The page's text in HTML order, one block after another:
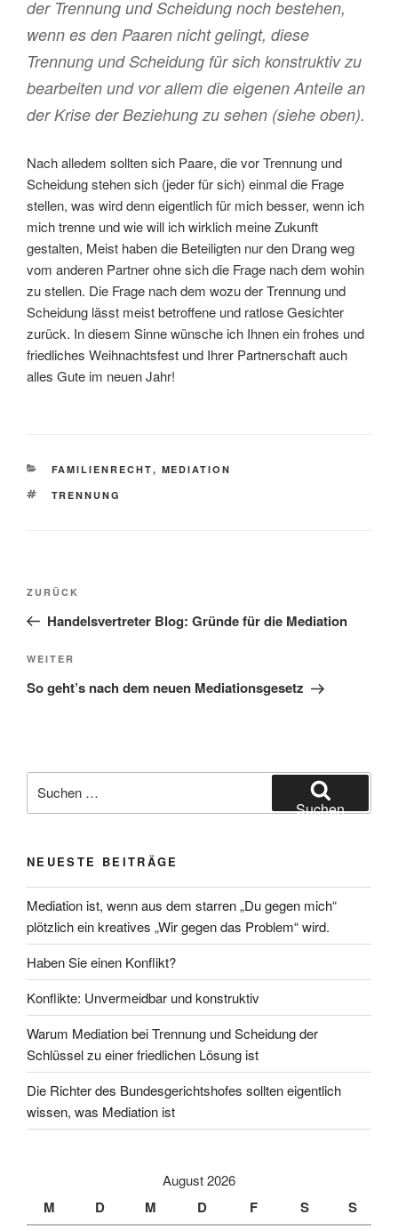
der Trennung und Scheidung noch bestehen,
wenn es den Paaren nicht gelingt, diese
Trennung und Scheidung für sich konstruktiv zu
bearbeiten und vor allem die eigenen Anteile an
der Krise der Beziehung zu sehen (siehe oben).
Nach alledem sollten sich Paare, die vor Trennung und
Scheidung stehen sich (jeder für sich) einmal die Frage
stellen, was wird denn eigentlich für mich besser, wenn ich
mich trenne und wie will ich wirklich meine Zukunft
gestalten, Meist haben die Beteiligten nur den Drang weg
vom anderen Partner ohne sich die Frage nach dem wohin
zu stellen. Die Frage nach dem wozu der Trennung und
Scheidung lässt meist betroffene und ratlose Gesichter
zurück. In diesem Sinne wünsche ich Ihnen ein frohes und
friedliches Weihnachtsfest und Ihrer Partnerschaft auch
alles Gute im neuen Jahr!
KATEGORIEN
FAMILIENRECHT, MEDIATION
SCHLAGWÖRTER
TRENNUNG
Beitragsnavigation
Vorheriger
Beitrag
ZURÜCK
Handelsvertreter Blog: Gründe für die Mediation
Nächster
Beitrag
WEITER
So geht’s nach dem neuen Mediationsgesetz
nach:
Suchen
NEUESTE BEITRÄGE
Mediation ist, wenn aus dem starren „Du gegen mich“
plötzlich ein kreatives „Wir gegen das Problem“ wird.
Haben Sie einen Konflikt?
Konflikte: Unvermeidbar und konstruktiv
Warum Mediation bei Trennung und Scheidung der
Schlüssel zu einer friedlichen Lösung ist
Die Richter des Bundesgerichtshofes sollten eigentlich
wissen, was Mediation ist
August 2026
M D M D F S S